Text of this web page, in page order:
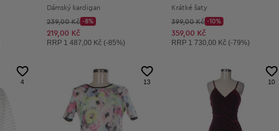
Dámský kardigan
Původní cena:
239,00 Kč
Discount Price:
-8%
Snížená cena:
219,00 Kč
Doporučená cena:
RRP 1 487,00 Kč (-85%)
Krátké šaty
Původní cena:
399,00 Kč
Discount Price:
-10%
Snížená cena:
359,00 Kč
Doporučená cena:
RRP 1 730,00 Kč (-79%)
4 13 10